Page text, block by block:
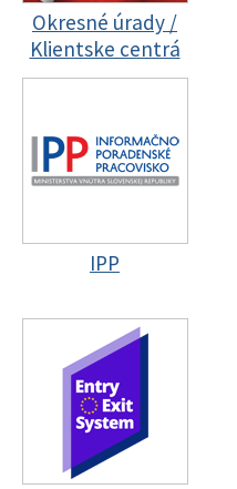
Okresné úrady /
Klientske centrá
IPP